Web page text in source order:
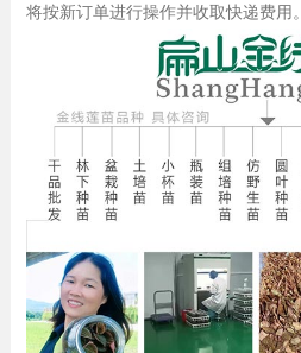
将按新订单进行操作并收取快递费用。